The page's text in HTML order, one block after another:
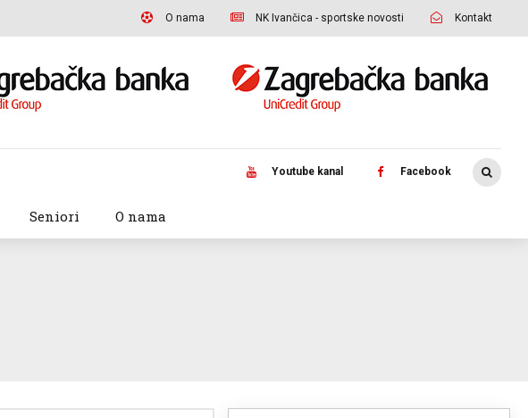
O nama NK Ivančica - sportske novosti Kontakt
Youtube kanal Facebook
Seniori O nama